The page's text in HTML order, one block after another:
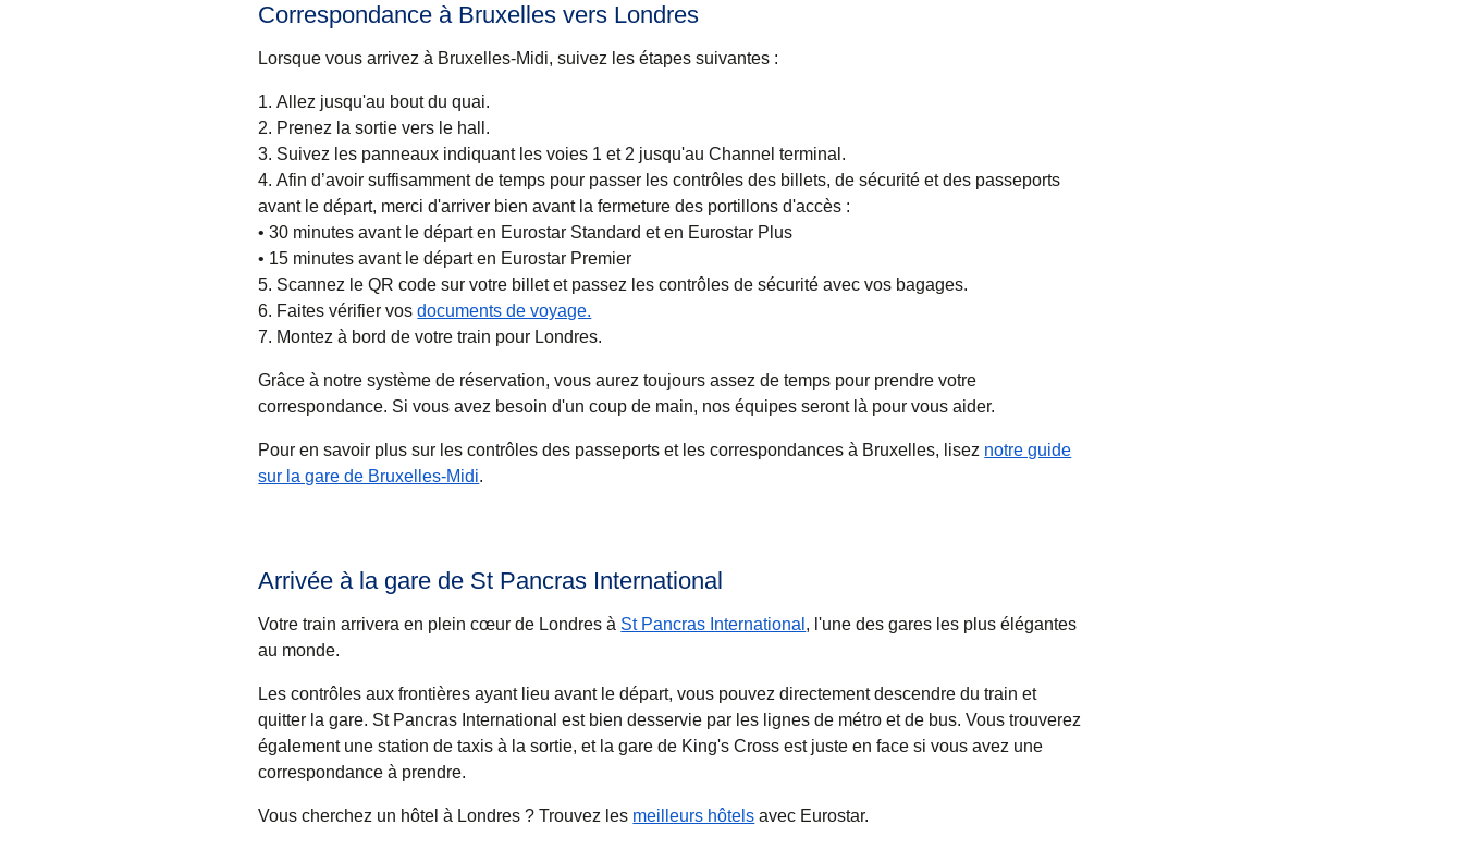
Correspondance à Bruxelles vers Londres
Lorsque vous arrivez à Bruxelles-Midi, suivez les étapes suivantes :
Allez jusqu'au bout du quai.
Prenez la sortie vers le hall.
Suivez les panneaux indiquant les voies 1 et 2 jusqu'au Channel terminal.
Afin d’avoir suffisamment de temps pour passer les contrôles des billets, de sécurité et des passeports
avant le départ, merci d'arriver bien avant la fermeture des portillons d'accès :
•30 minutes avant le départ en Eurostar Standard et en Eurostar Plus
• 15 minutes avant le départ en Eurostar Premier
Scannez le QR code sur votre billet et passez les contrôles de sécurité avec vos bagages.
Faites vérifier vosdocuments de voyage.
Montez à bord de votre train pour Londres.
Grâce à notre système de réservation, vous aurez toujours assez de temps pour prendre votre
correspondance. Si vous avez besoin d'un coup de main, nos équipes seront là pour vous aider.
Pour en savoir plus sur les contrôles des passeports et les correspondances à Bruxelles, lisez notre guide
sur la gare de Bruxelles-Midi.
Arrivée à la gare de St Pancras International
Votre train arrivera en plein cœur de Londres à St Pancras International , l'une des gares les plus élégantes
au monde.
Les contrôles aux frontières ayant lieu avant le départ, vous pouvez directement descendre du train et
quitter la gare. St Pancras International est bien desservie par les lignes de métro et de bus. Vous trouverez
également une station de taxis à la sortie, et la gare de King's Cross est juste en face si vous avez une
correspondance à prendre.
Vous cherchez un hôtel à Londres ? Trouvez les meilleurs hôtels avec Eurostar.